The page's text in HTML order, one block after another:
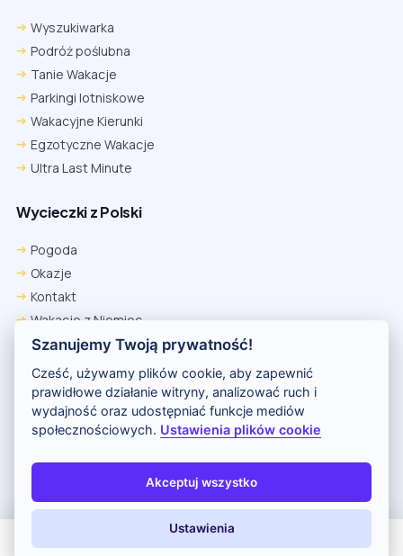
Wyszukiwarka
Podróż poślubna
Tanie Wakacje
Parkingi lotniskowe
Wakacyjne Kierunki
Egzotyczne Wakacje
Ultra Last Minute
Wycieczki z Polski
Pogoda
Okazje
Kontakt
Wakacje z Niemiec
Polityka Prywatności
Wakacje w Egipcie
Rankingi hoteli
Kontakt i reklama
Polityka prywatności
Copyright (c) 2026 Odkryj Wakacje
Szanujemy Twoją prywatność!
Cześć, używamy plików cookie, aby zapewnić
prawidłowe działanie witryny, analizować ruch i
wydajność oraz udostępniać funkcje mediów
społecznościowych. Ustawienia plików cookie
Akceptuj wszystko
Ustawienia